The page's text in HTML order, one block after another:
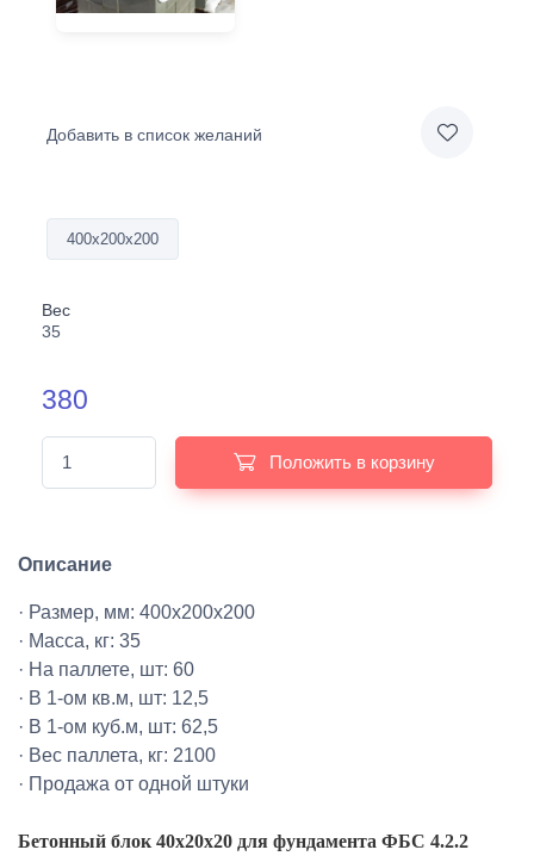
Добавить в список желаний
400х200х200
Вес
35
380
Положить в корзину
Описание
· Размер, мм: 400х200х200
· Масса, кг: 35
· На паллете, шт: 60
· В 1-ом кв.м, шт: 12,5
· В 1-ом куб.м, шт: 62,5
· Вес паллета, кг: 2100
· Продажа от одной штуки
Бетонный блок 40х20х20 для фундамента ФБС 4.2.2